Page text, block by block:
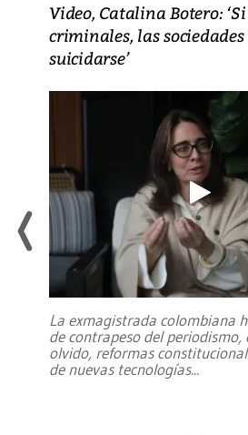
Video, Catalina Botero:
criminales, las
suicidarse’
La exmagistrada colombiana
de contrapeso del periodismo,
olvido, reformas
de nuevas tecnologías...